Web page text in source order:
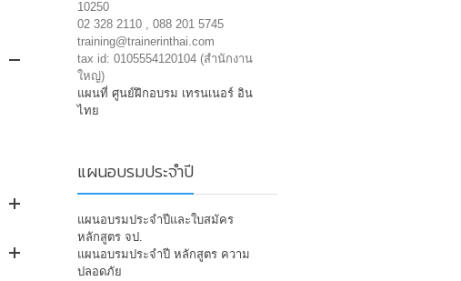
10250
02 328 2110 , 088 201 5745
training@trainerinthai.com
tax id: 0105554120104 (สำนักงาน
ใหญ่)
แผนที่ ศูนย์ฝึกอบรม เทรนเนอร์ อิน
ไทย
แผนอบรมประจำปี
แผนอบรมประจำปีและใบสมัคร
หลักสูตร จป.
แผนอบรมประจำปี หลักสูตร ความ
ปลอดภัย